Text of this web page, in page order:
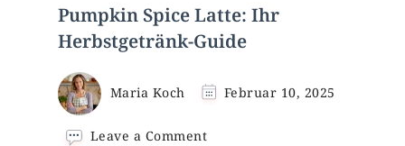
Pumpkin Spice Latte: Ihr
Herbstgetränk-Guide
Maria Koch Februar 10, 2025
Leave a Commenton